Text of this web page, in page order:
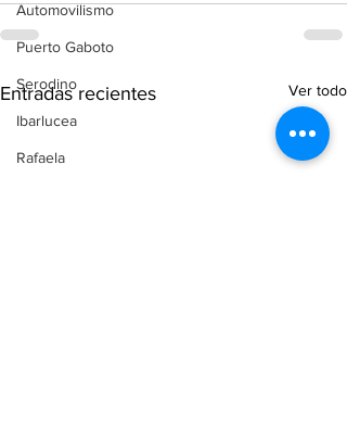
Automovilismo
Puerto Gaboto
Serodino
Ibarlucea
Rafaela
Entradas recientes Ver todo